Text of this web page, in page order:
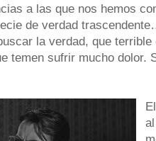
a las que nos hemos
de verdad
la verdad, que
temen sufrir mucho dolor.